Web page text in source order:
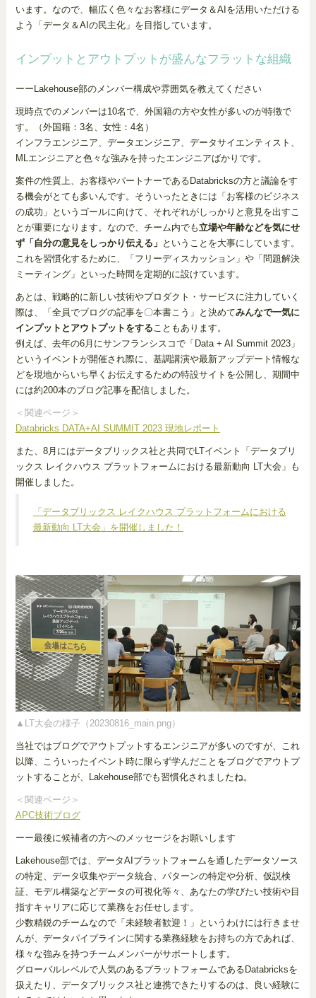
います。なので、幅広く色々なお客様にデータ＆AIを活用いただける
よう「データ＆AIの民主化」を目指しています。
インプットとアウトプットが盛んなフラットな組織
ーーLakehouse部のメンバー構成や雰囲気を教えてください
現時点でのメンバーは10名で、外国籍の方や女性が多いのが特徴で
す。（外国籍：3名、女性：4名）
インフラエンジニア、データエンジニア、データサイエンティスト、
MLエンジニアと色々な強みを持ったエンジニアばかりです。
案件の性質上、お客様やパートナーであるDatabricksの方と議論をす
る機会がとても多いんです。そういったときには「お客様のビジネス
の成功」というゴールに向けて、それぞれがしっかりと意見を出すこ
とが重要になります。なので、チーム内でも立場や年齢などを気にせ
ず「自分の意見をしっかり伝える」 ということを大事にしています。
これを習慣化するために、「フリーディスカッション」や「問題解決
ミーティング」といった時間を定期的に設けています。
あとは、戦略的に新しい技術やプロダクト・サービスに注力していく
際は、「全員でブログの記事を〇本書こう」と決めてみんなで一気に
インプットとアウトプットをする こともあります。
例えば、去年の6月にサンフランシスコで「Data + AI Summit 2023」
というイベントが開催され際に、基調講演や最新アップデート情報な
どを現地からいち早くお伝えするための特設サイトを公開し、期間中
には約200本のブログ記事を配信しました。
＜関連ページ＞
Databricks DATA+AI SUMMIT 2023 現地レポート
また、8月にはデータブリックス社と共同でLTイベント「データブリ
ックス レイクハウス プラットフォームにおける最新動向 LT大会」も
開催しました。
「データブリックス レイクハウス プラットフォームにおける
最新動向 LT大会」を開催しました！
▲LT大会の様子（20230816_main.png）
当社ではブログでアウトプットするエンジニアが多いのですが、これ
以降、こういったイベント時に限らず学んだことをブログでアウトプ
ットすることが、Lakehouse部でも習慣化されましたね。
＜関連ページ＞
APC技術ブログ
ーー最後に候補者の方へのメッセージをお願いします
Lakehouse部では、データAIプラットフォームを通したデータソース
の特定、データ収集やデータ統合、パターンの特定や分析、仮説検
証、モデル構築などデータの可視化等々、あなたの学びたい技術や目
指すキャリアに応じて業務をお任せします。
少数精鋭のチームなので「未経験者歓迎！」というわけには行きませ
んが、データパイプラインに関する業務経験をお持ちの方であれば、
様々な強みを持つチームメンバーがサポートします。
グローバルレベルで人気のあるプラットフォームであるDatabricksを
扱えたり、データブリックス社と連携できたりするのは、良い経験に